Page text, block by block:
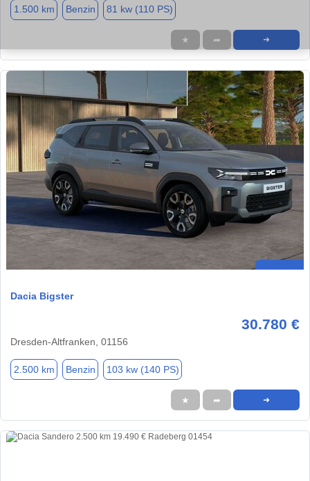
1.500 km Benzin 81 kw (110 PS)
★ ➦ ➜
Dacia Bigster
30.780 €
Dresden-Altfranken, 01156
2.500 km Benzin 103 kw (140 PS)
★ ➦ ➜